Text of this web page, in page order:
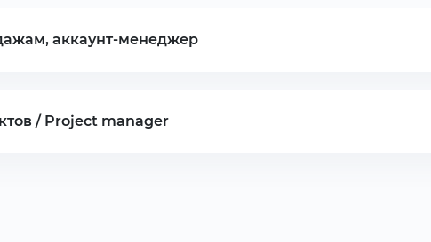
аккаунт-менеджер
/ Project manager